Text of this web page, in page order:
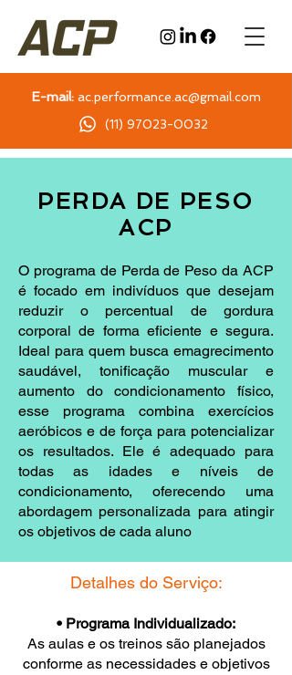
E-mail: ac.performance.ac@gmail.com
(11) 97023-0032
PERDA DE PESO
ACP
O programa de Perda de Peso da ACP
é focado em indivíduos que desejam
reduzir o percentual de gordura
corporal de forma eficiente e segura.
Ideal para quem busca emagrecimento
saudável, tonificação muscular e
aumento do condicionamento físico,
esse programa combina exercícios
aeróbicos e de força para potencializar
os resultados. Ele é adequado para
todas as idades e níveis de
condicionamento, oferecendo uma
abordagem personalizada para atingir
os objetivos de cada aluno
Detalhes do Serviço:
• Programa Individualizado:
As aulas e os treinos são planejados
conforme as necessidades e objetivos